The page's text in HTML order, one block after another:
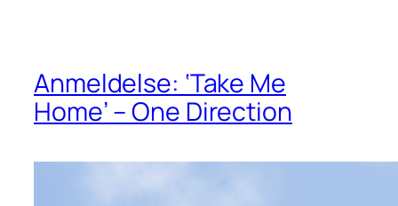
Anmeldelse: ‘Take Me
Home’ – One Direction